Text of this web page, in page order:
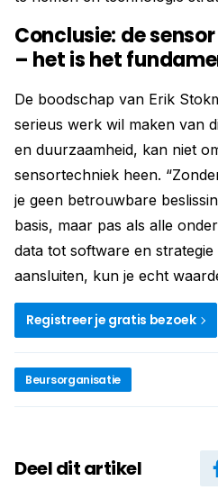
Conclusie: de
– het is het
De boodschap van Erik
serieus werk wil maken van
en duurzaamheid, kan niet
sensortechniek heen.
je geen betrouwbare
basis, maar pas als alle
data tot software en
aansluiten, kun je echt
Registreer je gratis bezoek
Beursorganisatie
Deel dit artikel